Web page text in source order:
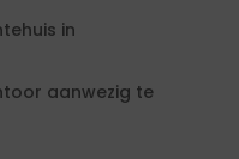
in
aanwezig te